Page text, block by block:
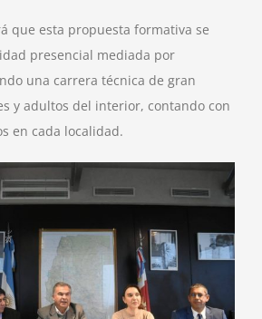
que esta propuesta formativa se
presencial mediada por
una carrera técnica de gran
y adultos del interior, contando con
en cada localidad.